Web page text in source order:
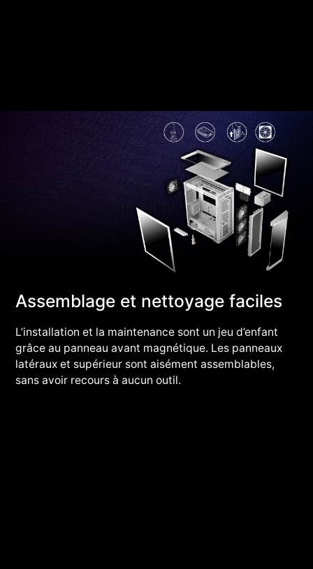
Assemblage et nettoyage faciles
L’installation et la maintenance sont un jeu d’enfant
grâce au panneau avant magnétique. Les panneaux
latéraux et supérieur sont aisément assemblables,
sans avoir recours à aucun outil.